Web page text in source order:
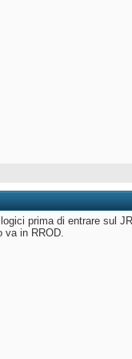
prima di entrare sul
va in RROD.